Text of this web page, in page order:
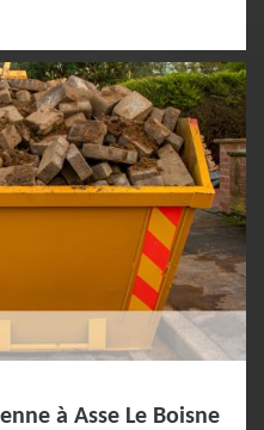
à Asse Le Boisne